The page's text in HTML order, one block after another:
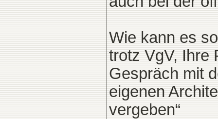
Wie kann es
trotz VgV, Ihre
Gespräch mit
eigenen
vergeben“